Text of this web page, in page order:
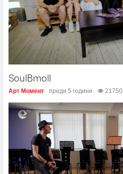
SoulBmoll
Арт Момент преди 5 години 21750